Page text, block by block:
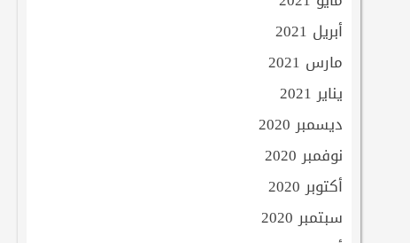
أبريل 2021
مارس 2021
يناير 2021
ديسمبر 2020
نوفمبر 2020
أكتوبر 2020
سبتمبر 2020